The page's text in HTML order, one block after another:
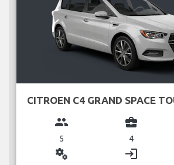
CITROEN C4 GRAND SPACE
group
5
business_center
4
miscellaneous_services login